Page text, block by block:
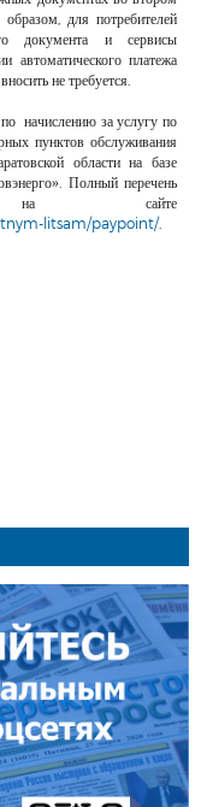
для потребителей
документа и сервисы
автоматического платежа
не требуется.
начислению за услугу по
пунктов обслуживания
области на базе
Полный перечень
на сайте
litsam/paypoint/.